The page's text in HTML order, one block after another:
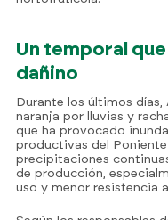
Un temporal
dañino
Durante los últimos
naranja por lluvias y
que ha provocado
productivas del Poniente
precipitaciones
de producción,
uso y menor resistencia